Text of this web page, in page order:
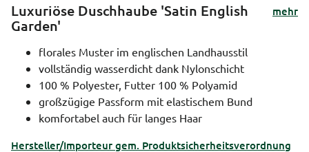
Luxuriöse Duschhaube 'Satin English
Garden'
mehr
florales Muster im englischen Landhausstil
vollständig wasserdicht dank Nylonschicht
100 % Polyester, Futter 100 % Polyamid
großzügige Passform mit elastischem Bund
komfortabel auch für langes Haar
Hersteller/Importeur gem. Produktsicherheitsverordnung